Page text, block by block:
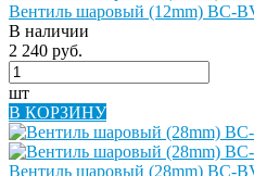
Вентиль шаровый (12mm) BC-
В наличии
2 240 руб.
шт
В КОРЗИНУ
Вентиль шаровый (28mm) BC-